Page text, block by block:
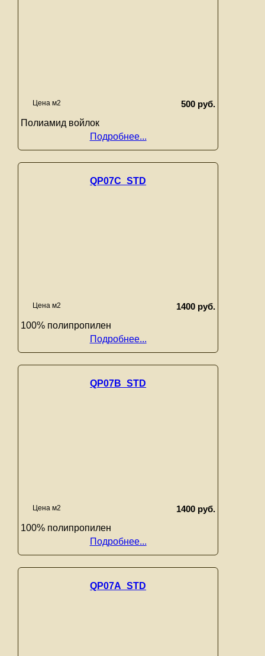
Цена м2
500 руб.
Полиамид войлок
Подробнее...
QP07C_STD
Цена м2
1400 руб.
100% полипропилен
Подробнее...
QP07B_STD
Цена м2
1400 руб.
100% полипропилен
Подробнее...
QP07A_STD